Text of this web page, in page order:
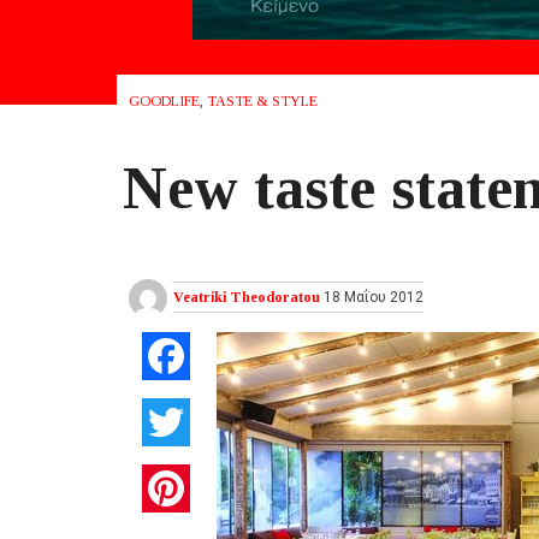
GOODLIFE, TASTE & STYLE
New taste
Veatriki Theodoratou 18 Μαΐου 2012
Facebook
Twitter
Pinterest